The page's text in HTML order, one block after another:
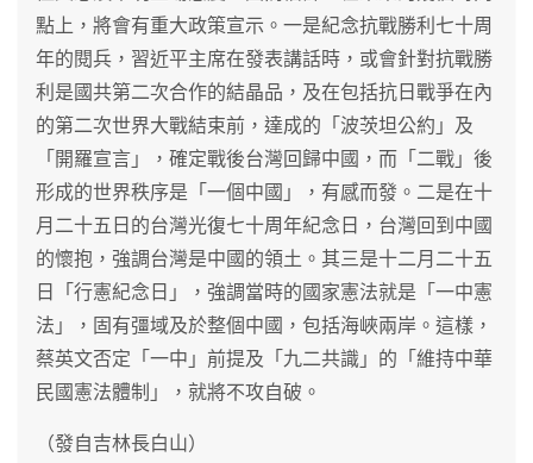
點上，將會有重大政策宣示。一是紀念抗戰勝利七十周
年的閱兵，習近平主席在發表講話時，或會針對抗戰勝
利是國共第二次合作的結晶品，及在包括抗日戰爭在內
的第二次世界大戰結束前，達成的「波茨坦公約」及
「開羅宣言」，確定戰後台灣回歸中國，而「二戰」後
形成的世界秩序是「一個中國」，有感而發。二是在十
月二十五日的台灣光復七十周年紀念日，台灣回到中國
的懷抱，強調台灣是中國的領土。其三是十二月二十五
日「行憲紀念日」，強調當時的國家憲法就是「一中憲
法」，固有彊域及於整個中國，包括海峽兩岸。這樣，
蔡英文否定「一中」前提及「九二共識」的「維持中華
民國憲法體制」，就將不攻自破。
（發自吉林長白山）